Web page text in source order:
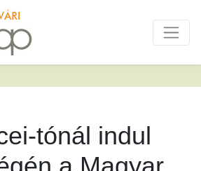
tónál indul